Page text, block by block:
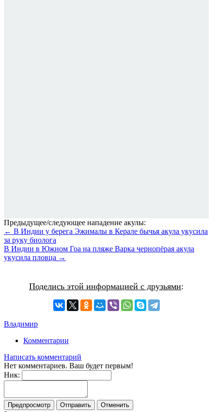
Предыдущее/следующее нападение акулы:
← В Индии у берега Эжималы в Керале бычья акула укусила
за руку биолога
В Индии в Южном Гоа на пляже Варка чернопёрая акула
укусила пловца →
Поделись этой информацией с друзьями:
Владимир
Комментарии
Написать комментарий
Нет комментариев. Ваш будет первым!
Ник: